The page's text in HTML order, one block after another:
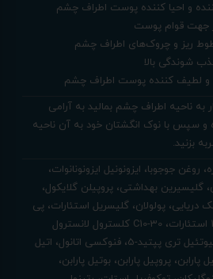
و احیا کننده پوست اطراف چشم
جهت قوام پوست
ریز و چروک‌های اطراف چشم
شوندگی بالا
و لطیف کننده پوست اطراف چشم
به ناحیه اطراف چشم بمالید به آرامی
و سپس با نوک انگشتان خود به آن ناحیه
بزنید.
روغن جوجوبا، ایزونونیل ایزونونانوات،
گلیسیرین بهداشتی، پروپیلن گلایکول،
دریایی، پولولان، گلیسریل استئارات، پی
ای جی-100 استئارات، C10-30 کلسترول لانسترول
استر، پالمیوتئیل تری پپتید-5، فنوکسی اتانول، اتیل
پارابن، پروپیل پارابن، بوتیل پارابن،